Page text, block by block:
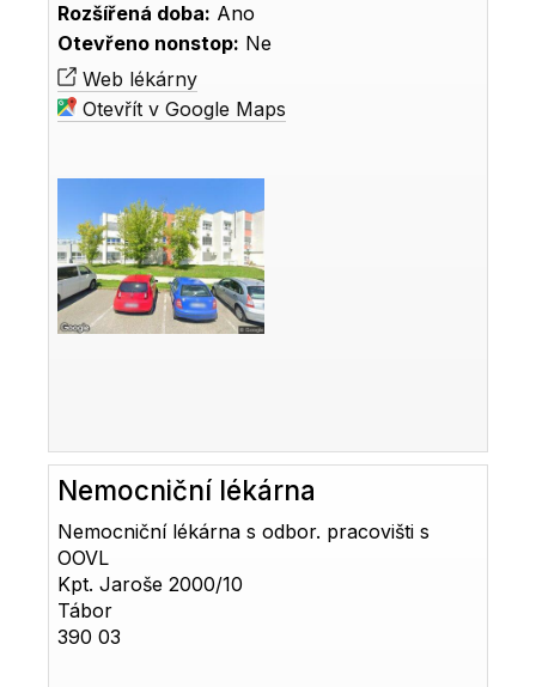
Rozšířená doba: Ano
Otevřeno nonstop: Ne
Web lékárny
Otevřít v Google Maps
Nemocniční lékárna
Nemocniční lékárna s odbor. pracovišti s
OOVL
Kpt. Jaroše 2000/10
Tábor
390 03